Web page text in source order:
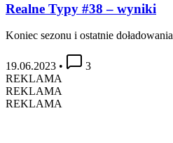
Realne Typy #38 – wyniki
Koniec sezonu i ostatnie doładowania
19.06.2023 •
3
REKLAMA
REKLAMA
REKLAMA